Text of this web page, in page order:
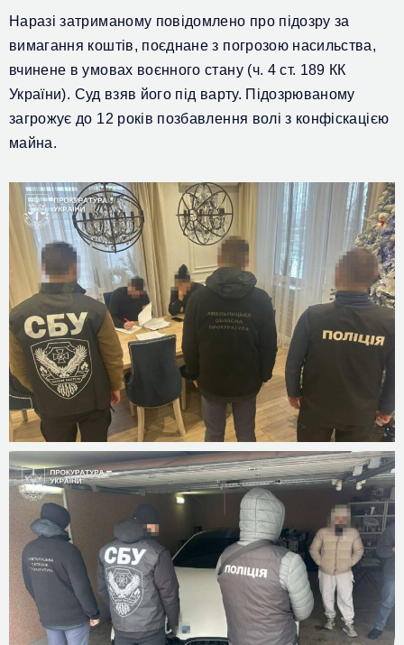
Наразі затриманому повідомлено про підозру за
вимагання коштів, поєднане з погрозою насильства,
вчинене в умовах воєнного стану (ч. 4 ст. 189 КК
України). Суд взяв його під варту. Підозрюваному
загрожує до 12 років позбавлення волі з конфіскацією
майна.